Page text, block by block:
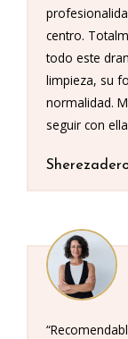
centro.
todo este
limpieza, su
normalidad.
seguir con